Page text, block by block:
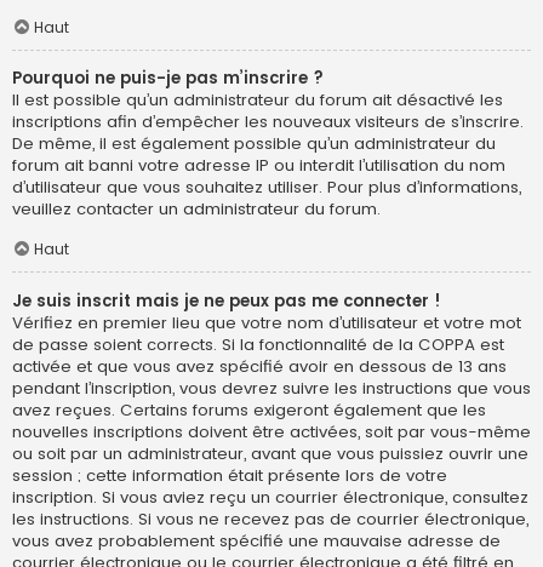
Haut
Pourquoi ne puis-je pas m’inscrire ?
Il est possible qu’un administrateur du forum ait désactivé les
inscriptions afin d’empêcher les nouveaux visiteurs de s’inscrire.
De même, il est également possible qu’un administrateur du
forum ait banni votre adresse IP ou interdit l’utilisation du nom
d’utilisateur que vous souhaitez utiliser. Pour plus d’informations,
veuillez contacter un administrateur du forum.
Haut
Je suis inscrit mais je ne peux pas me connecter !
Vérifiez en premier lieu que votre nom d’utilisateur et votre mot
de passe soient corrects. Si la fonctionnalité de la COPPA est
activée et que vous avez spécifié avoir en dessous de 13 ans
pendant l’inscription, vous devrez suivre les instructions que vous
avez reçues. Certains forums exigeront également que les
nouvelles inscriptions doivent être activées, soit par vous-même
ou soit par un administrateur, avant que vous puissiez ouvrir une
session ; cette information était présente lors de votre
inscription. Si vous aviez reçu un courrier électronique, consultez
les instructions. Si vous ne recevez pas de courrier électronique,
vous avez probablement spécifié une mauvaise adresse de
courrier électronique ou le courrier électronique a été filtré en